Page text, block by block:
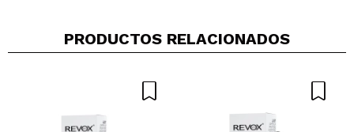
PRODUCTOS RELACIONADOS